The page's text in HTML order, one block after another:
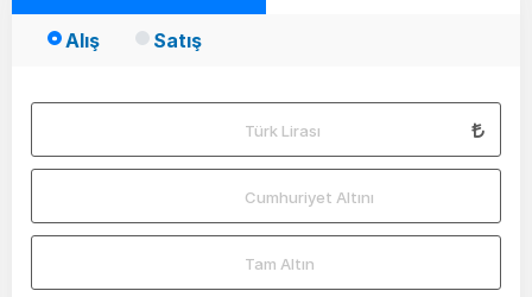
Alış Satış
Türk Lirası
Cumhuriyet Altını
Tam Altın